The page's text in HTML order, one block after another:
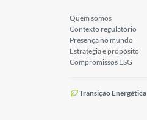
Quem somos
Contexto regulatório
Presença no mundo
Estrategia e propósito
Compromissos ESG
Transição Energética